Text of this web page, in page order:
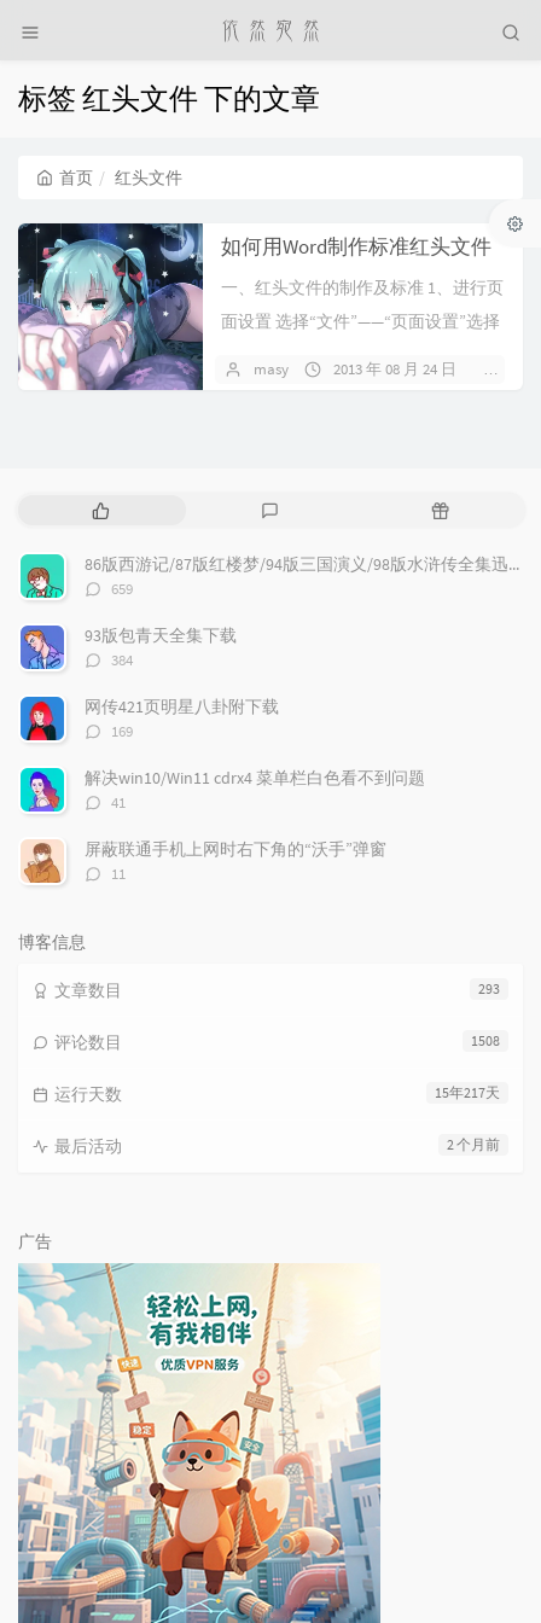
标签 红头文件 下的文章
首页 红头文件
如何用Word制作标准红头文件
一、红头文件的制作及标准 1、进行页
面设置 选择“文件”——“页面设置”选择
masy 2013 年 08 月 24 日
热
文
章
评
论
随
文
章
86版西游记/87版红楼梦/94版三国演义/98版水浒传全集迅雷下载
评
数：
659
93版包青天全集下载
评
数：
384
网传421页明星八卦附下载
评
数：
169
解决win10/Win11 cdrx4 菜单栏白色看不到问题
评
数：
41
屏蔽联通手机上网时右下角的“沃手”弹窗
评
11
博客信息
293
文章数目
1508
评论数目
15年217天
运行天数
2 个月前
最后活动
广告